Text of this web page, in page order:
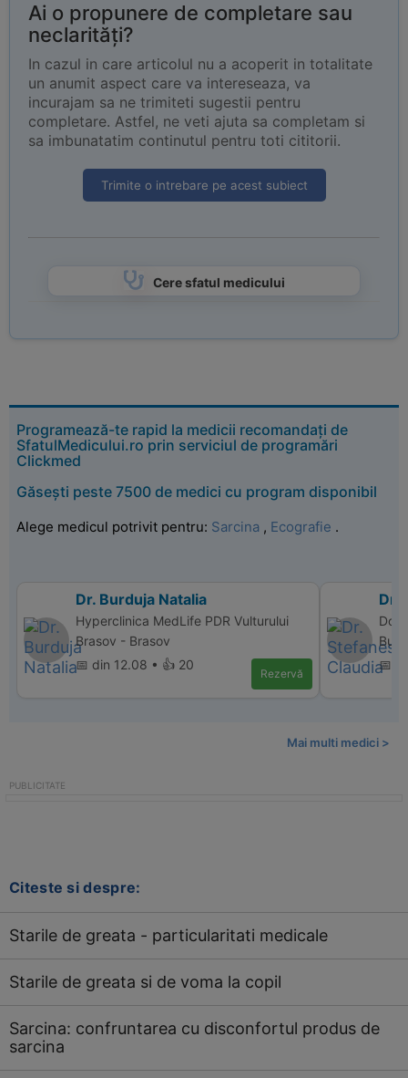
Ai o propunere de completare sau
neclarități?
In cazul in care articolul nu a acoperit in totalitate
un anumit aspect care va intereseaza, va
incurajam sa ne trimiteti sugestii pentru
completare. Astfel, ne veti ajuta sa completam si
sa imbunatatim continutul pentru toti cititorii.
Trimite o intrebare pe acest subiect
Cere sfatul medicului
Programează-te rapid la medicii recomandați de
SfatulMedicului.ro prin serviciul de programări
Clickmed
Găsești peste 7500 de medici cu program disponibil
Alege medicul potrivit pentru: Sarcina , Ecografie .
Dr. Burduja Natalia
Hyperclinica MedLife PDR Vulturului
Brasov - Brasov
📅 din 12.08 • 👍 20
Rezervă
Dr.
📅
Mai multi medici >
Citeste si despre:
Starile de greata - particularitati medicale
Starile de greata si de voma la copil
Sarcina: confruntarea cu disconfortul produs de
sarcina